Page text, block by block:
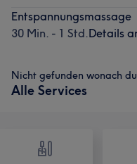
Entspannungsmassage
30 Min. - 1 Std.Details
Nicht gefunden wonach
Alle Services